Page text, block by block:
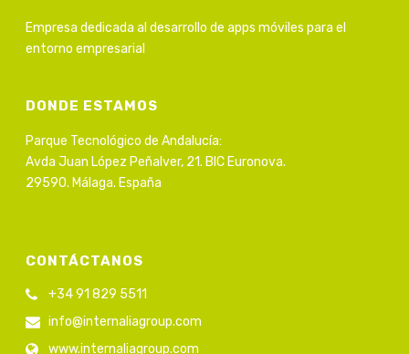
Empresa dedicada al desarrollo de apps móviles para el
entorno empresarial
DONDE ESTAMOS
Parque Tecnológico de Andalucía:
Avda Juan López Peñalver, 21. BIC Euronova.
29590. Málaga. España
CONTÁCTANOS
+34 91 829 5511
info@internaliagroup.com
www.internaliagroup.com